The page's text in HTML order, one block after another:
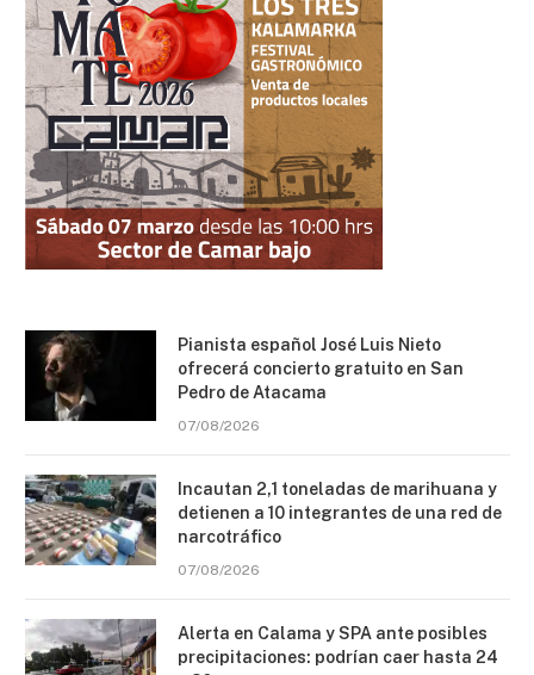
Pianista español José Luis Nieto
ofrecerá concierto gratuito en San
Pedro de Atacama
07/08/2026
Incautan 2,1 toneladas de marihuana y
detienen a 10 integrantes de una red de
narcotráfico
07/08/2026
Alerta en Calama y SPA ante posibles
precipitaciones: podrían caer hasta 24